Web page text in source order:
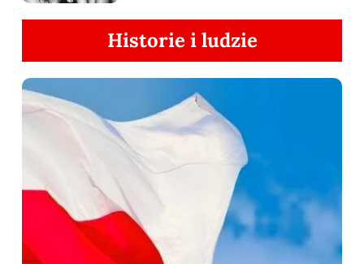
Historie i ludzie